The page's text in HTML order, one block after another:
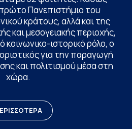
Πανεπιστήμιο του
κράτους, αλλά και της
και μεσογειακής περιοχής,
κοινωνικο-ιστορικό ρόλο, ο
για την παραγωγή
και πολιτισμού μέσα στη
χώρα.